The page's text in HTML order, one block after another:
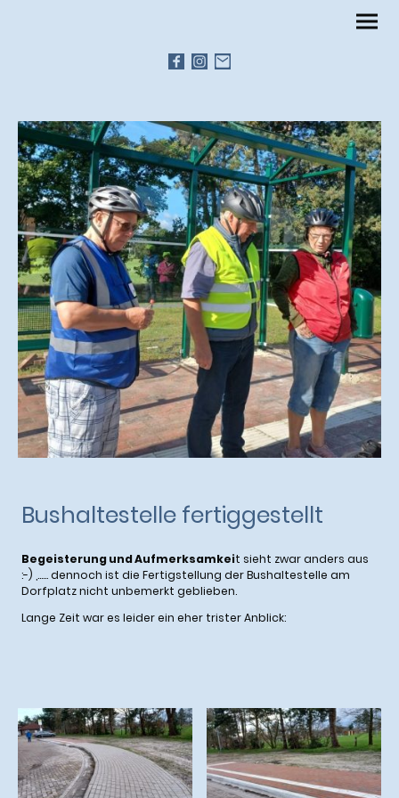
Bushaltestelle fertiggestellt
Begeisterung und Aufmerksamkeit sieht zwar anders aus
:-) ,...... dennoch ist die Fertigstellung der Bushaltestelle am
Dorfplatz nicht unbemerkt geblieben.
Lange Zeit war es leider ein eher trister Anblick: